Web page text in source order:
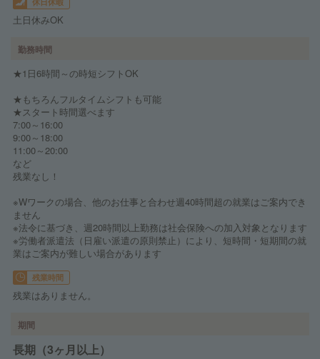
土日休みOK
勤務時間
★1日6時間～の時短シフトOK
★もちろんフルタイムシフトも可能
★スタート時間選べます
7:00～16:00
9:00～18:00
11:00～20:00
など
残業なし！
※Wワークの場合、他のお仕事と合わせ週40時間超の就業はご案内でき
ません
※法令に基づき、週20時間以上勤務は社会保険への加入対象となります
※労働者派遣法（日雇い派遣の原則禁止）により、短時間・短期間の就
業はご案内が難しい場合があります
残業時間
残業はありません。
期間
長期（3ヶ月以上）